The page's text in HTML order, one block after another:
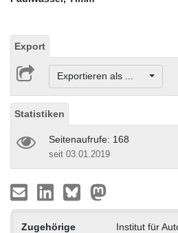
Export
Exportieren als ...
Statistiken
Seitenaufrufe: 168
seit 03.01.2019
Zugehörige
Institut für